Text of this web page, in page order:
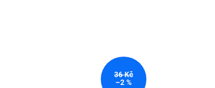
36 Kč
–2 %